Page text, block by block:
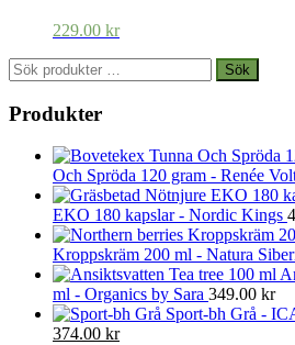
229.00 kr
Sök
efter:
Sök
Produkter
Och Spröda 120 gram - Renée
EKO 180 kapslar - Nordic Kings
Kroppskräm 200 ml - Natura
ml - Organics by Sara 349.00 kr
Sport-bh Grå -
Det
374.00 krDet